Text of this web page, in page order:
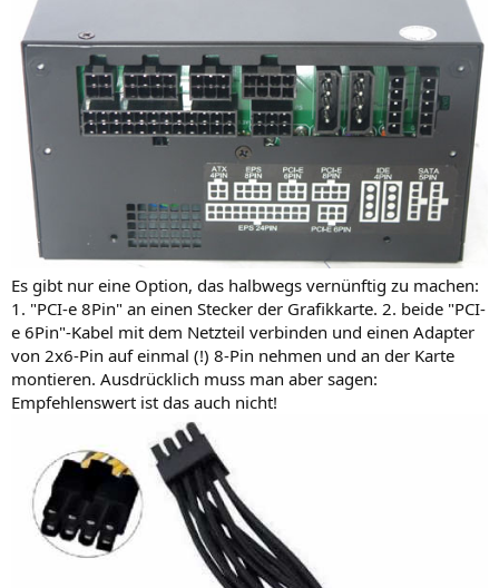
Es gibt nur eine Option, das halbwegs vernünftig zu machen:
1. "PCI-e 8Pin" an einen Stecker der Grafikkarte. 2. beide "PCI-
e 6Pin"-Kabel mit dem Netzteil verbinden und einen Adapter
von 2x6-Pin auf einmal (!) 8-Pin nehmen und an der Karte
montieren. Ausdrücklich muss man aber sagen:
Empfehlenswert ist das auch nicht!